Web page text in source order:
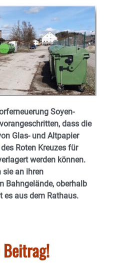
Soyen-
dass die
Glas- und Altpapier
Roten Kreuzes für
werden können.
sie an ihren
Bahngelände, oberhalb
es aus dem Rathaus.
Beitrag!